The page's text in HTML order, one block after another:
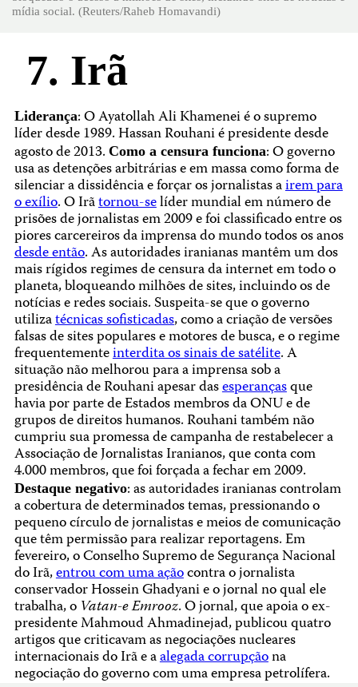
mídia social. (Reuters/Raheb Homavandi)
7. Irã
Liderança: O Ayatollah Ali Khamenei é o supremo
líder desde 1989. Hassan Rouhani é presidente desde
agosto de 2013. Como a censura funciona: O governo
usa as detenções arbitrárias e em massa como forma de
silenciar a dissidência e forçar os jornalistas airem para
o exílio. O Irãtornou-selíder mundial em número de
prisões de jornalistas em 2009 e foi classificado entre os
piores carcereiros da imprensa do mundo todos os anos
desde então. As autoridades iranianas mantêm um dos
mais rígidos regimes de censura da internet em todo o
planeta, bloqueando milhões de sites, incluindo os de
notícias e redes sociais. Suspeita-se que o governo
utilizatécnicas sofisticadas, como a criação de versões
falsas de sites populares e motores de busca, e o regime
frequentementeinterdita os sinais de satélite. A
situação não melhorou para a imprensa sob a
presidência de Rouhani apesar dasesperançasque
havia por parte de Estados membros da ONU e de
grupos de direitos humanos. Rouhani também não
cumpriu sua promessa de campanha de restabelecer a
Associação de Jornalistas Iranianos, que conta com
4.000 membros, que foi forçada a fechar em 2009.
Destaque negativo: as autoridades iranianas controlam
a cobertura de determinados temas, pressionando o
pequeno círculo de jornalistas e meios de comunicação
que têm permissão para realizar reportagens. Em
fevereiro, o Conselho Supremo de Segurança Nacional
do Irã,entrou com uma açãocontra o jornalista
conservador Hossein Ghadyani e o jornal no qual ele
trabalha, o Vatan-e Emrooz. O jornal, que apoia o ex-
presidente Mahmoud Ahmadinejad, publicou quatro
artigos que criticavam as negociações nucleares
internacionais do Irã e aalegada corrupçãona
negociação do governo com uma empresa petrolífera.